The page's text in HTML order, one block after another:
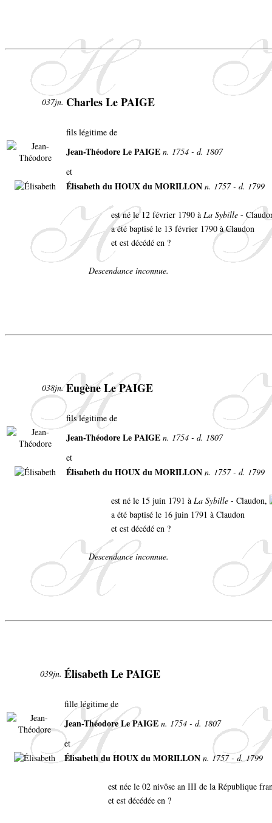
037jn. Charles Le PAIGE
fils légitime de
Jean-Théodore Le PAIGE n. 1754 - d. 1807
et
Élisabeth du HOUX du MORILLON n. 1757 - d. 1799
est né le 12 février 1790 à La Sybille -
a été baptisé le 13 février 1790 à Claudon
et est décédé en ?
Descendance inconnue.
038jn. Eugène Le PAIGE
fils légitime de
Jean-Théodore Le PAIGE n. 1754 - d. 1807
et
Élisabeth du HOUX du MORILLON n. 1757 - d. 1799
est né le 15 juin 1791 à La Sybille - Claudon,
a été baptisé le 16 juin 1791 à Claudon
et est décédé en ?
Descendance inconnue.
039jn. Élisabeth Le PAIGE
fille légitime de
Jean-Théodore Le PAIGE n. 1754 - d. 1807
et
Élisabeth du HOUX du MORILLON n. 1757 - d. 1799
est née le 02 nivôse an III de la République
et est décédée en ?